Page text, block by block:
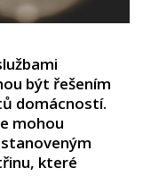
být řešením
domácností.
mohou
které